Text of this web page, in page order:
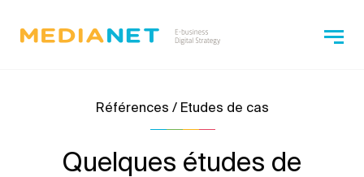
Références / Etudes de cas
Quelques études de